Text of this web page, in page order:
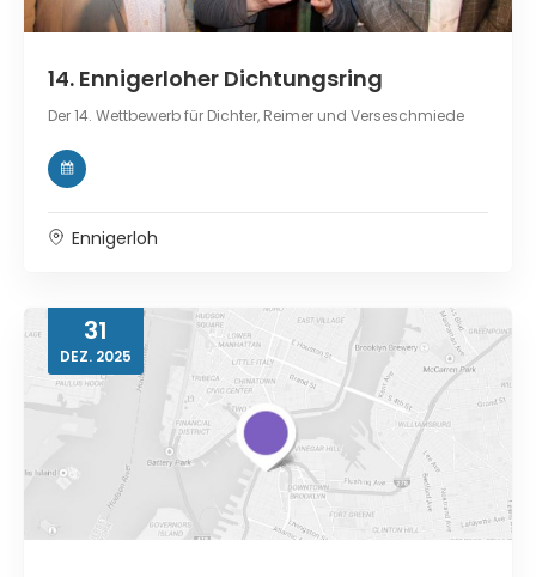
14. Ennigerloher Dichtungsring
Der 14. Wettbewerb für Dichter, Reimer und Verseschmiede
Ennigerloh
31
DEZ. 2025